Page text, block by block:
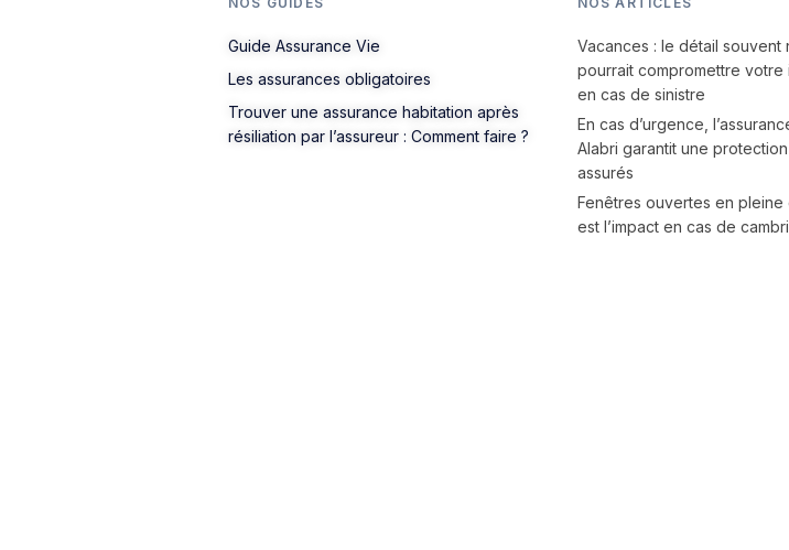
Guide Assurance Vie
Les assurances obligatoires
Trouver une assurance habitation après
résiliation par l’assureur : Comment faire ?
Vacances : le détail souvent
pourrait compromettre votre
en cas de sinistre
En cas d’urgence,
Alabri garantit une
assurés
Fenêtres ouvertes en pleine
est l’impact en cas de